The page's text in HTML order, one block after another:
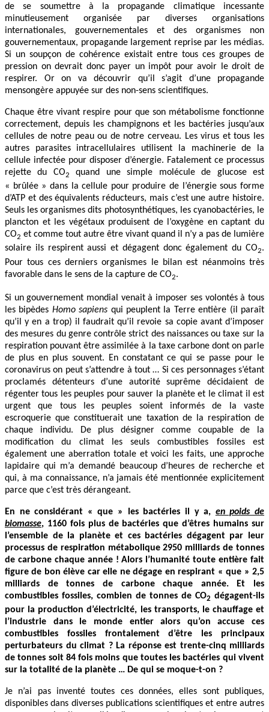
de se soumettre à la propagande climatique incessante
minutieusement organisée par diverses organisations
internationales, gouvernementales et des organismes non
gouvernementaux, propagande largement reprise par les médias.
Si un soupçon de cohérence existait entre tous ces groupes de
pression on devrait donc payer un impôt pour avoir le droit de
respirer. Or on va découvrir qu’il s’agit d’une propagande
mensongère appuyée sur des non-sens scientifiques.
Chaque être vivant respire pour que son métabolisme fonctionne
correctement, depuis les champignons et les bactéries jusqu’aux
cellules de notre peau ou de notre cerveau. Les virus et tous les
autres parasites intracellulaires utilisent la machinerie de la
cellule infectée pour disposer d’énergie. Fatalement ce processus
rejette du CO2
quand une simple molécule de glucose est
« brûlée » dans la cellule pour produire de l’énergie sous forme
d’ATP et des équivalents réducteurs, mais c’est une autre histoire.
Seuls les organismes dits photosynthétiques, les cyanobactéries, le
plancton et les végétaux produisent de l’oxygène en captant du
CO2 et comme tout autre être vivant quand il n’y a pas de lumière
solaire ils respirent aussi et dégagent donc également du CO2.
Pour tous ces derniers organismes le bilan est néanmoins très
favorable dans le sens de la capture de CO2.
Si un gouvernement mondial venait à imposer ses volontés à tous
les bipèdes Homo sapiens qui peuplent la Terre entière (il paraît
qu’il y en a trop) il faudrait qu’il revoie sa copie avant d’imposer
des mesures du genre contrôle strict des naissances ou taxe sur la
respiration pouvant être assimilée à la taxe carbone dont on parle
de plus en plus souvent. En constatant ce qui se passe pour le
coronavirus on peut s’attendre à tout … Si ces personnages s’étant
proclamés détenteurs d’une autorité suprême décidaient de
régenter tous les peuples pour sauver la planète et le climat il est
urgent que tous les peuples soient informés de la vaste
escroquerie que constituerait une taxation de la respiration de
chaque individu. De plus désigner comme coupable de la
modification du climat les seuls combustibles fossiles est
également une aberration totale et voici les faits, une approche
lapidaire qui m’a demandé beaucoup d’heures de recherche et
qui, à ma connaissance, n’a jamais été mentionnée explicitement
parce que c’est très dérangeant.
En ne considérant « que » les bactéries il y a, en poids de
biomasse, 1160 fois plus de bactéries que d’êtres humains sur
l’ensemble de la planète et ces bactéries dégagent par leur
processus de respiration métabolique 2950 milliards de tonnes
de carbone chaque année ! Alors l’humanité toute entière fait
figure de bon élève car elle ne dégage en respirant « que » 2,5
milliards de tonnes de carbone chaque année. Et les
combustibles fossiles, combien de tonnes de CO2 dégagent-ils
pour la production d’électricité, les transports, le chauffage et
l’industrie dans le monde entier alors qu’on accuse ces
combustibles fossiles frontalement d’être les principaux
perturbateurs du climat ? La réponse est trente-cinq milliards
de tonnes soit 84 fois moins que toutes les bactéries qui vivent
sur la totalité de la planète … De qui se moque-t-on ?
Je n’ai pas inventé toutes ces données, elles sont publiques,
disponibles dans diverses publications scientifiques et entre autres